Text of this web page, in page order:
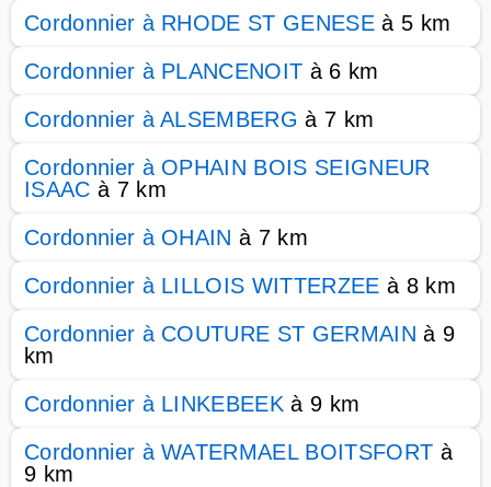
Cordonnier à RHODE ST GENESEà 5 km
Cordonnier à PLANCENOIT à 6 km
Cordonnier à ALSEMBERG à 7 km
Cordonnier à OPHAIN BOIS SEIGNEUR
ISAAC à 7 km
Cordonnier à OHAIN à 7 km
Cordonnier à LILLOIS WITTERZEE à 8 km
Cordonnier à COUTURE ST GERMAIN à 9
km
Cordonnier à LINKEBEEK à 9 km
Cordonnier à WATERMAEL BOITSFORT à
9 km